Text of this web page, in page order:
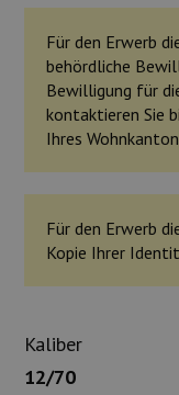
Für den Erwerb
behördliche
Bewilligung für
kontaktieren Sie
Ihres
Für den Erwerb
Kopie Ihrer
Kaliber
12/70